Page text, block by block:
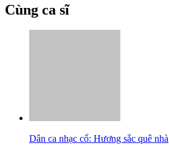
Cùng ca sĩ
Dân ca nhạc cổ: Hương sắc quê nhà